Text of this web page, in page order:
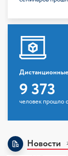
9 373
человек прошло
Новости